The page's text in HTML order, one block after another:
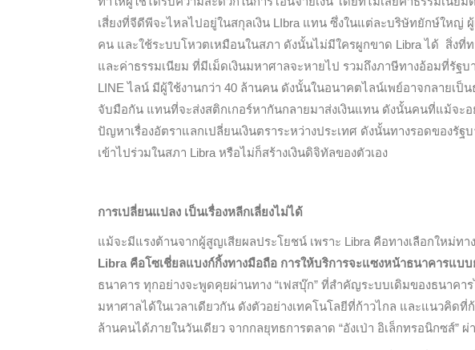
เสี่ยงที่จีดีพีจะไหลไปอยู่ในสกุลเงิน LIbra แทน ซึ่งในแต่ละบริษัทยักษ์ใหญ่
คน และใช้ระบบโหวตเหมือนในสภา ดังนั้นไม่มีใครผูกขาด Libra ได้ สิ่งที่
และค่าธรรมเนียม ที่มีเม็ดเงินมหาศาลจะหายไป รวมถึงภาษีทางอ้อมที่รัฐ
LINE ไลน์ มีผู้ใช้งานกว่า 40 ล้านคน ดังนั้นในอนาคตไลน์เพย์อาจกลายเ
จับมือกัน แทนที่จะส่งสติกเกอร์หากันกลายมาส่งเงินแทน ดังนั้นคนที่แม้จะ
ปัญหาเรื่องอัตราแลกเปลี่ยนเงินตราระหว่างประเทศ ดังนั้นทางรอดของรั
เข้าไปร่วมในสภา Libra หรือไม่ก็สร้างเงินดิจิทัลของตัวเอง
การเปลี่ยนแปลง เป็นเรื่องหลีกเลี่ยงไม่ได้
แม้จะมีแรงต้านจากผู้สูญเสียผลประโยชน์ เพราะ Libra คือทางเลือกใหม่
Libra คือโซเชี่ยลแบงก์กิ้งทางมือถือ การให้บริการจะแซงหน้าธนาคารแบบ
ธนาคาร ทุกอย่างจะพูดคุยผ่านทาง “เฟสบุ๊ก” ที่สำคัญระบบเดิมของธนาคา
มหาศาลได้ในเวลาเดียวกัน ดังตัวอย่างเทคโนโลยีที่ก้าวไกล และแนวคิดที่
ล้านคนได้ภายในวันเดียว จากกลยุทธการตลาด “อังเป่า อิเล็กทรอนิกซส์”